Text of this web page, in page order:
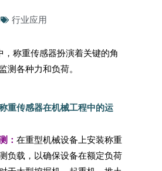
行业应用
称重传感器扮演着关键的角
测各种力和负荷。
重传感器在机械工程中的运
： 在重型机械设备上安装称重
负载，以确保设备在额定负荷